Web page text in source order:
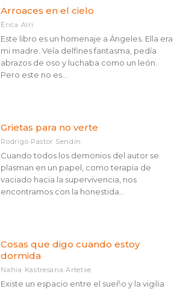
Arroaces en el cielo
Érica Alri
Este libro es un homenaje a Ángeles. Ella era
mi madre. Veía delfines fantasma, pedía
abrazos de oso y luchaba como un león.
Pero este no es...
Grietas para no verte
Rodrigo Pastor Sendín
Cuando todos los demonios del autor se
plasman en un papel, como terapia de
vaciado hacia la supervivencia, nos
encontramos con la honestida...
Cosas que digo cuando estoy
dormida
Nahia Kastresana Artetxe
Existe un espacio entre el sueño y la vigilia